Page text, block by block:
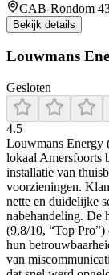
CAB-Rondom
Bekijk details
Louwmans
Gesloten
4.5
Louwmans Energy
lokaal Amersfoorts
installatie van
voorzieningen.
nette en duidelijke
nabehandeling. De
(9,8/10, “Top Pro”)
hun
van